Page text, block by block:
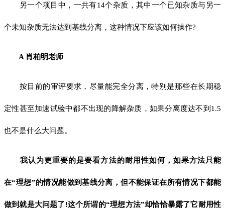
另一个项目中，一共有14个杂质，其中一个已知杂质与另一
个未知杂质无法达到基线分离，这种情况下应该如何操作?
A 肖柏明老师
按目前的审评要求，尽量能完全分离，特别是那些在长期稳
定性甚至加速试验中都不出现的降解杂质，如果分离度达不到1.5
也不是什么大问题。
我认为更重要的是要看方法的耐用性如何，如果方法只能
在“理想”的情况能做到基线分离，但不能保证在所有情况下都能
做到就是大问题了!这个所谓的“理想方法”却恰恰暴露了它耐用性